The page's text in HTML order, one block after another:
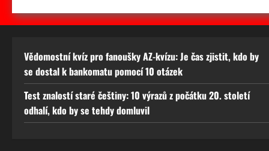
Vědomostní kvíz pro fanoušky AZ-kvízu: Je čas zjistit, kdo by
se dostal k bankomatu pomocí 10 otázek
Test znalostí staré češtiny: 10 výrazů z počátku 20. století
odhalí, kdo by se tehdy domluvil